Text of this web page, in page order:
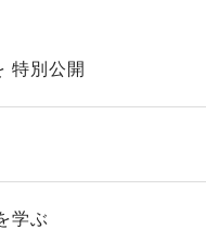
特別公開
学ぶ